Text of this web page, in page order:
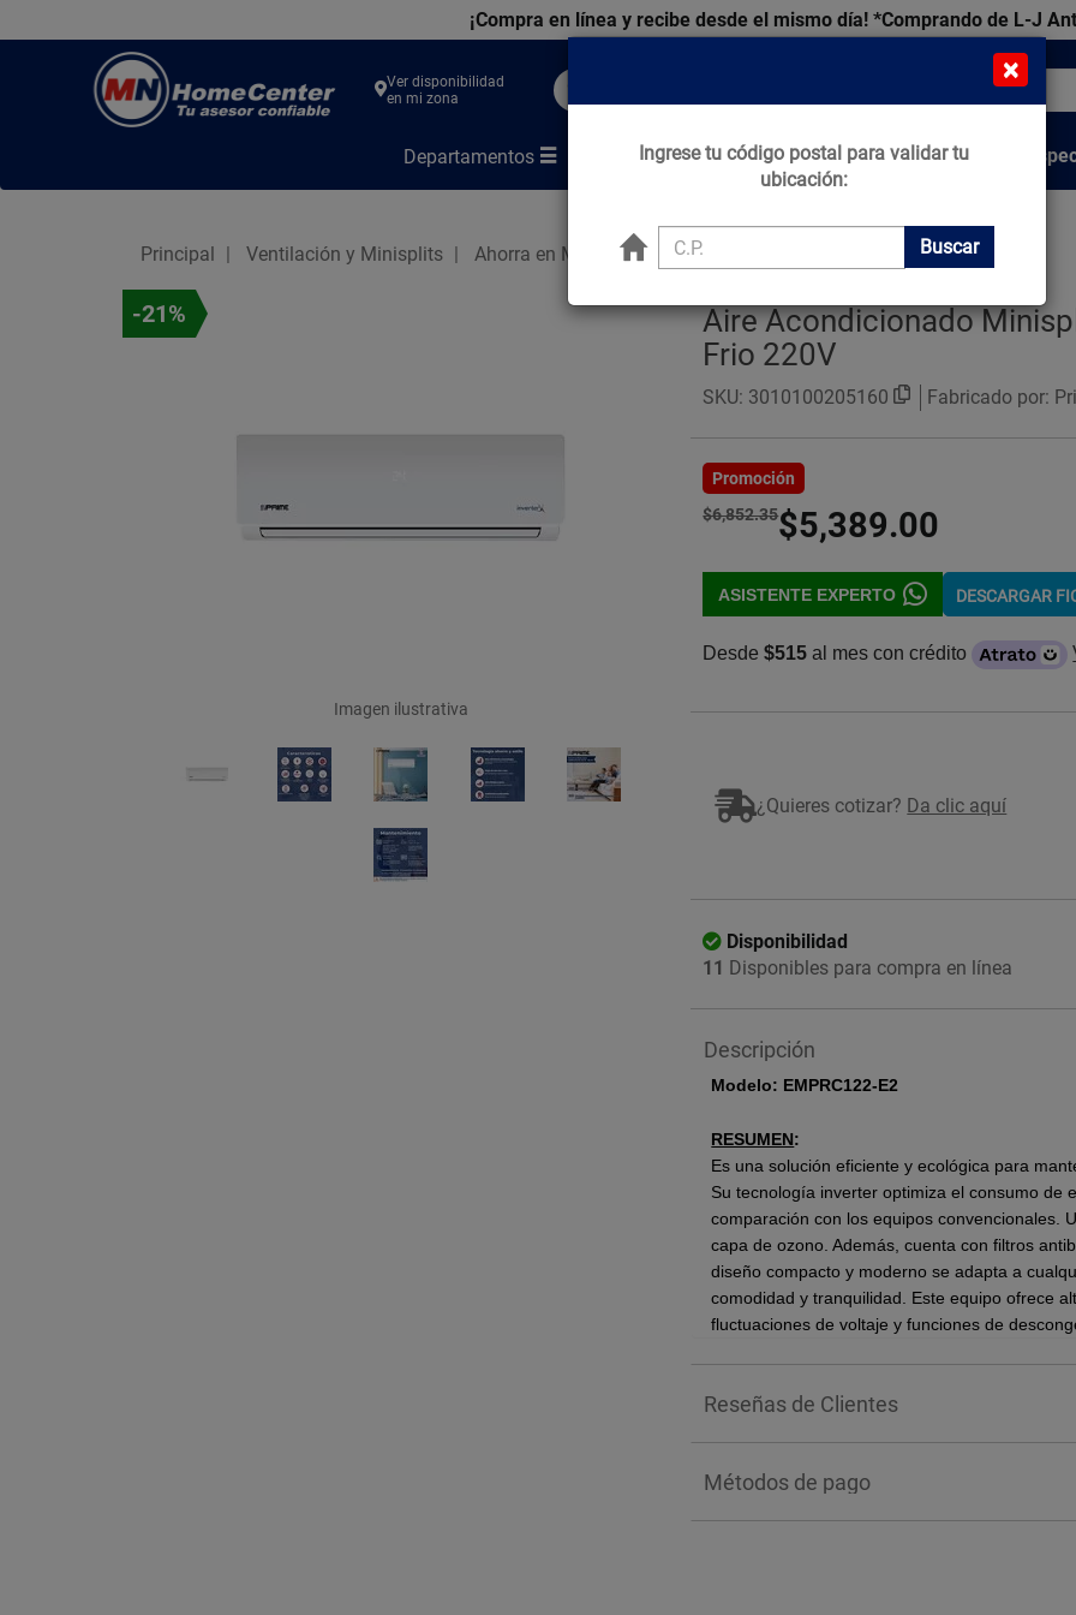
¡Compra en línea y recibe desde el mismo día! *Comprando de L-J
Center
Ver disponibilidad
en mi zona
Departamentos Marcas Tips que Construyen Venta
Principal Ventilación y Minisplits Ahorra en Minisplits
-21%
Imagen ilustrativa Imagen ilustrativa
Aire Acondicionado
Frio 220V
SKU: 3010100205160 Fabricado por:
Promoción
$6,852.35$5,389.00
ASISTENTE EXPERTO DESCARGAR
Desde$515 al mes con crédito
¿Quieres cotizar? Da clic aquí
Disponibilidad
11 Disponibles para compra en línea
Descripción
Modelo: EMPRC122-E2
RESUMEN:
Es una solución eficiente y ecológica para
Su tecnología inverter optimiza el consumo de
comparación con los equipos convencionales.
capa de ozono. Además, cuenta con filtros
diseño compacto y moderno se adapta a
comodidad y tranquilidad. Este equipo ofrece
fluctuaciones de voltaje y funciones de
• Serpentín de cobre (12,000 btus).
• Enfría un área de 16 metros cuadrados
Reseñas de Clientes
Métodos de pago
×
Ingrese tu código postal para validar tu
ubicación:
Buscar